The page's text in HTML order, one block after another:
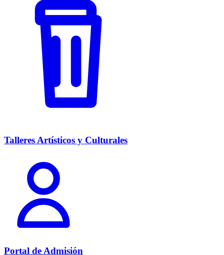
Talleres Artísticos y Culturales
Portal de Admisión